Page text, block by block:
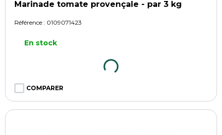
Marinade tomate provençale - par 3 kg
Référence : 0109071423
En stock
COMPARER